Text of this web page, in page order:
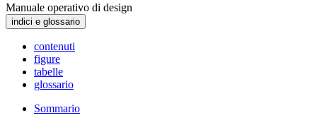
Manuale operativo di design
indici e glossario
contenuti
figure
tabelle
glossario
Sommario